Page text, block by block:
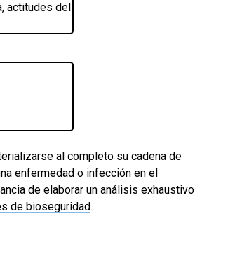
actitudes del
al completo su cadena de
enfermedad o infección en el
de elaborar un análisis exhaustivo
de bioseguridad.